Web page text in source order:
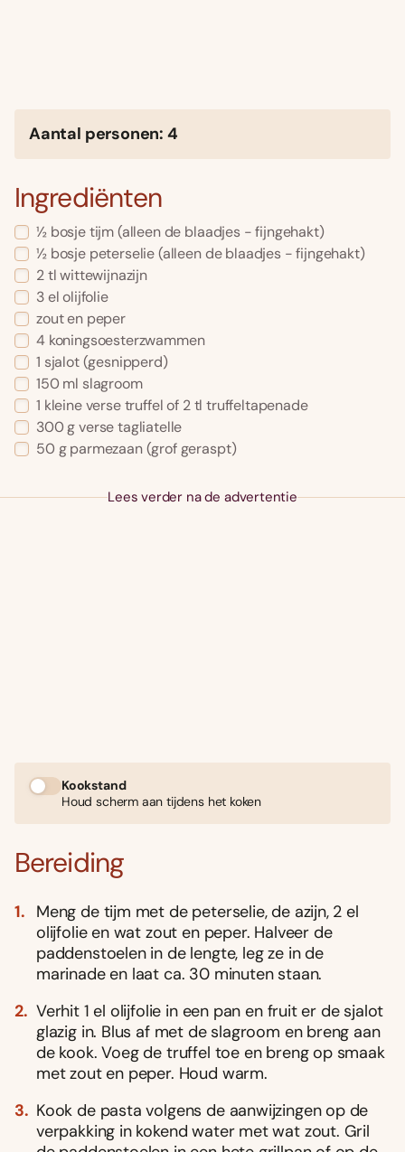
Aantal personen: 4
Ingrediënten
½ bosje tijm (alleen de blaadjes - fijngehakt)
½ bosje peterselie (alleen de blaadjes - fijngehakt)
2 tl wittewijnazijn
3 el olijfolie
zout en peper
4 koningsoesterzwammen
1 sjalot (gesnipperd)
150 ml slagroom
1 kleine verse truffel of 2 tl truffeltapenade
300 g verse tagliatelle
50 g parmezaan (grof geraspt)
Lees verder na de advertentie
Kookstand
Houd scherm aan tijdens het koken
Bereiding
Meng de tijm met de peterselie, de azijn, 2 el
olijfolie en wat zout en peper. Halveer de
paddenstoelen in de lengte, leg ze in de
marinade en laat ca. 30 minuten staan.
Verhit 1 el olijfolie in een pan en fruit er de sjalot
glazig in. Blus af met de slagroom en breng aan
de kook. Voeg de truffel toe en breng op smaak
met zout en peper. Houd warm.
Kook de pasta volgens de aanwijzingen op de
verpakking in kokend water met wat zout. Gril